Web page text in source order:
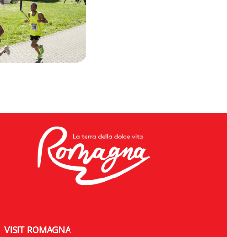
VISIT ROMAGNA